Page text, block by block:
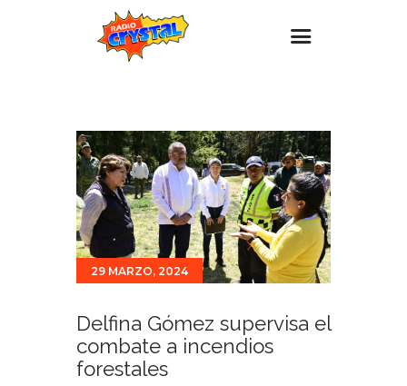
Estaciones
Eventos
Promociones
Noticias
Para ti
29 MARZO, 2024
Delfina Gómez supervisa el
combate a incendios
forestales